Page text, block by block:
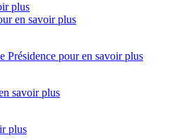
plus
en savoir plus
Présidence pour en savoir plus
savoir plus
plus